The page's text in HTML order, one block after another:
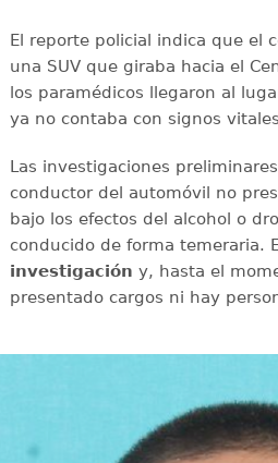
El reporte policial indica que el
una SUV que giraba hacia el
los paramédicos llegaron al
ya no contaba con signos
Las investigaciones
conductor del automóvil no
bajo los efectos del alcohol o
conducido de forma temeraria.
investigación y, hasta el
presentado cargos ni hay